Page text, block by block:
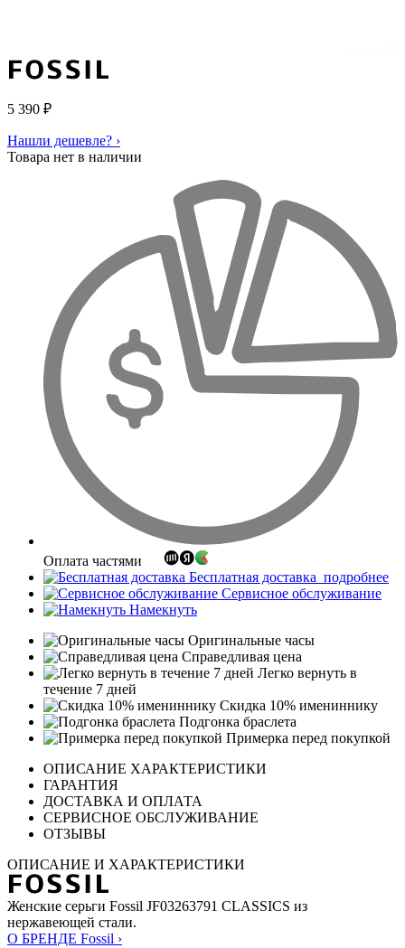
5 390 ₽
Нашли дешевле? ›
Товара нет в наличии
Оплата частями
Бесплатная доставка подробнее
Сервисное обслуживание
Намекнуть
Оригинальные часы
Справедливая цена
Легко вернуть в
течение 7 дней
Скидка 10% имениннику
Подгонка браслета
Примерка перед покупкой
ОПИСАНИЕ ХАРАКТЕРИСТИКИ
ГАРАНТИЯ
ДОСТАВКА И ОПЛАТА
СЕРВИСНОЕ ОБСЛУЖИВАНИЕ
ОТЗЫВЫ
ОПИСАНИЕ И ХАРАКТЕРИСТИКИ
Женские серьги Fossil JF03263791 CLASSICS из
нержавеющей стали.
О БРЕНДЕ Fossil ›